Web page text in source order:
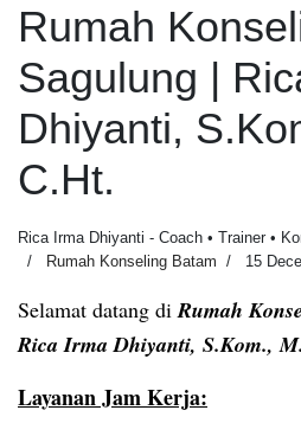
Rumah
Sagulung |
Dhiyanti,
C.Ht.
Rica Irma Dhiyanti - Coach • Trainer •
Rumah Konseling Batam
15
Selamat datang diRumah
Rica Irma Dhiyanti, S.Kom.,
Layanan Jam Kerja: